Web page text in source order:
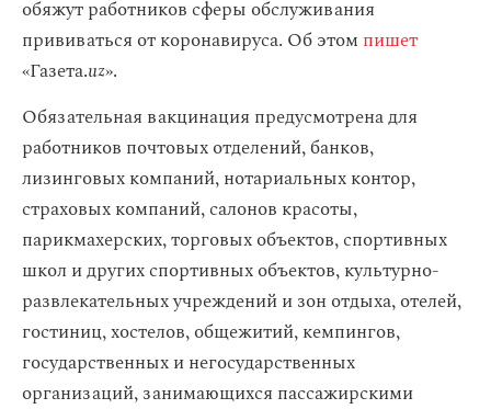
обяжут работников сферы обслуживания
прививаться от коронавируса. Об этом пишет
«Газета.uz».
Обязательная вакцинация предусмотрена для
работников почтовых отделений, банков,
лизинговых компаний, нотариальных контор,
страховых компаний, салонов красоты,
парикмахерских, торговых объектов, спортивных
школ и других спортивных объектов, культурно-
развлекательных учреждений и зон отдыха, отелей,
гостиниц, хостелов, общежитий, кемпингов,
государственных и негосударственных
организаций, занимающихся пассажирскими